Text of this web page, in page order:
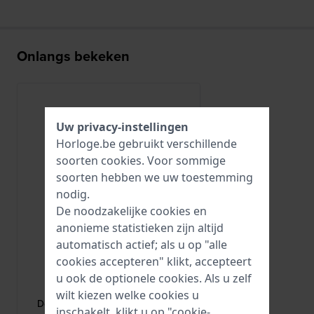
Onlangs bekeken
HWG
DEPLOYANT-24-S
Deployant buckle Roestvrijstalen
Uw privacy-instellingen
Horloge.be gebruikt verschillende
soorten cookies. Voor sommige
soorten hebben we uw toestemming
nodig.
De noodzakelijke cookies en
anonieme statistieken zijn altijd
automatisch actief; als u op "alle
cookies accepteren" klikt, accepteert
u ook de optionele cookies. Als u zelf
wilt kiezen welke cookies u